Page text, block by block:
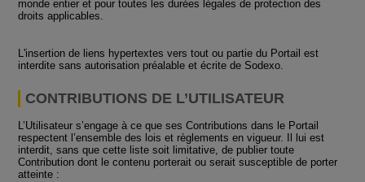
monde entier et pour toutes les durées légales de protection des
droits applicables.
L'insertion de liens hypertextes vers tout ou partie du Portail est
interdite sans autorisation préalable et écrite de Sodexo.
CONTRIBUTIONS DE L’UTILISATEUR
L’Utilisateur s’engage à ce que ses Contributions dans le Portail
respectent l’ensemble des lois et règlements en vigueur. Il lui est
interdit, sans que cette liste soit limitative, de publier toute
Contribution dont le contenu porterait ou serait susceptible de porter
atteinte :